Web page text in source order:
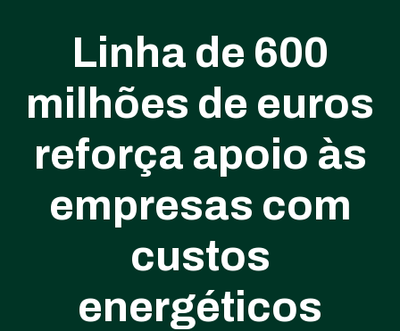
Linha de 600
milhões de euros
reforça apoio às
empresas com
custos
energéticos